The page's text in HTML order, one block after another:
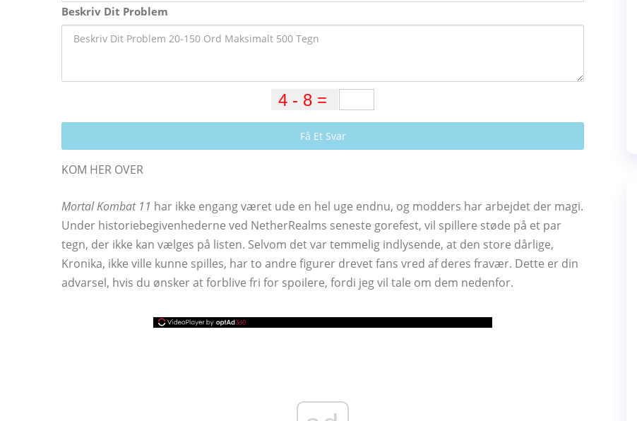
Beskriv Dit Problem
Få Et Svar
KOM HER OVER
Mortal Kombat 11 har ikke engang været ude en hel uge endnu, og modders har arbejdet der magi.
Under historiebegivenhederne ved NetherRealms seneste gorefest, vil spillere støde på et par
tegn, der ikke kan vælges på listen. Selvom det var temmelig indlysende, at den store dårlige,
Kronika, ikke ville kunne spilles, har to andre figurer drevet fans vred af deres fravær. Dette er din
advarsel, hvis du ønsker at forblive fri for spoilere, fordi jeg vil tale om dem nedenfor.